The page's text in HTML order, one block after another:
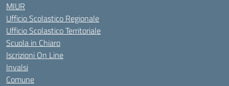
MIUR
Ufficio Scolastico Regionale
Ufficio Scolastico Territoriale
Scuola in Chiaro
Iscrizioni On Line
Invalsi
Comune